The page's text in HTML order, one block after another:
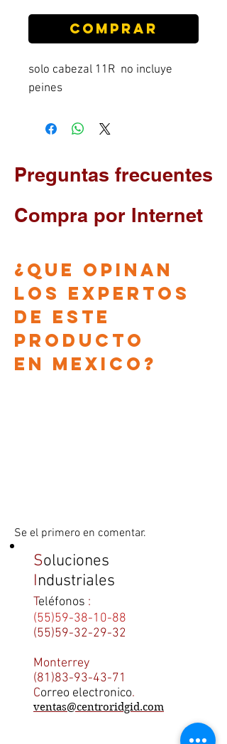
COMPRAR
solo cabezal 11R no incluye
peines
Preguntas frecuentes
Compra por Internet
¿que opinan
los EXPERTOS
DE ESTE
PRODUCTO
en Mexico?
Se el primero en comentar.
Soluciones
Industriales
Teléfonos :
(55)59-38-10-88
(55)59-32-29-32
Monterrey
(81)83-93-43-71
Correo electronico.
ventas@centroridgid.com